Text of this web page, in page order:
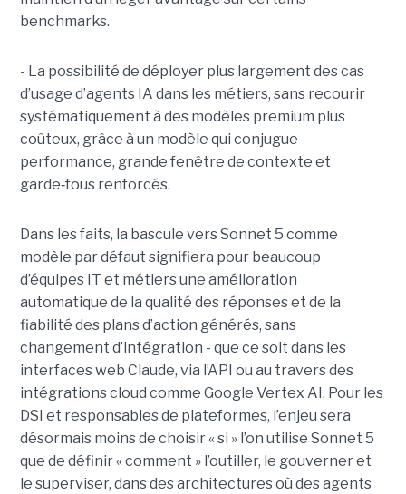
benchmarks.
- La possibilité de déployer plus largement des cas
d’usage d’agents IA dans les métiers, sans recourir
systématiquement à des modèles premium plus
coûteux, grâce à un modèle qui conjugue
performance, grande fenêtre de contexte et
garde‑fous renforcés.
Dans les faits, la bascule vers Sonnet 5 comme
modèle par défaut signifiera pour beaucoup
d’équipes IT et métiers une amélioration
automatique de la qualité des réponses et de la
fiabilité des plans d’action générés, sans
changement d’intégration - que ce soit dans les
interfaces web Claude, via l’API ou au travers des
intégrations cloud comme Google Vertex AI. Pour les
DSI et responsables de plateformes, l’enjeu sera
désormais moins de choisir « si » l’on utilise Sonnet 5
que de définir « comment » l’outiller, le gouverner et
le superviser, dans des architectures où des agents